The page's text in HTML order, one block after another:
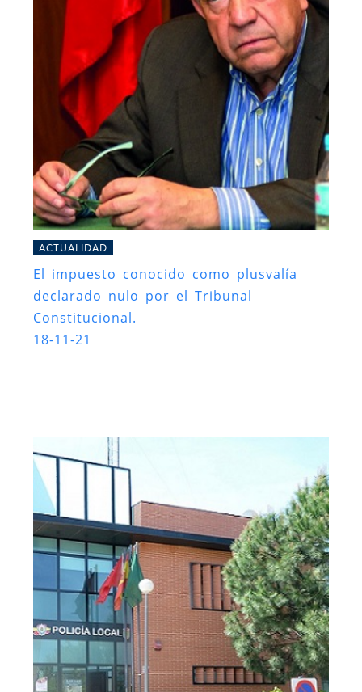
ACTUALIDAD
El impuesto conocido como plusvalía
declarado nulo por el Tribunal
Constitucional.
18-11-21